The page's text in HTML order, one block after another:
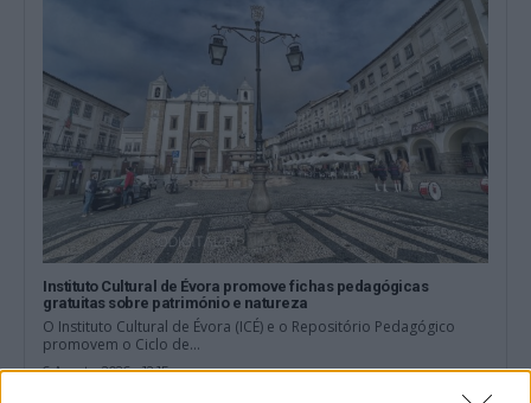
Instituto Cultural de Évora promove fichas pedagógicas
gratuitas sobre património e natureza
O Instituto Cultural de Évora (ICÉ) e o Repositório Pedagógico
promovem o Ciclo de...
6 Agosto, 2026 - 12:15